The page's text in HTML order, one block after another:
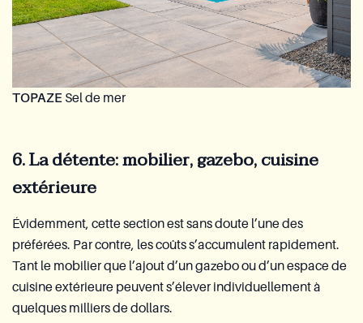
TOPAZE Sel de mer
6. La détente: mobilier, gazebo, cuisine
extérieure
Évidemment, cette section est sans doute l’une des
préférées. Par contre, les coûts s’accumulent rapidement.
Tant le mobilier que l’ajout d’un gazebo ou d’un espace de
cuisine extérieure peuvent s’élever individuellement à
quelques milliers de dollars.